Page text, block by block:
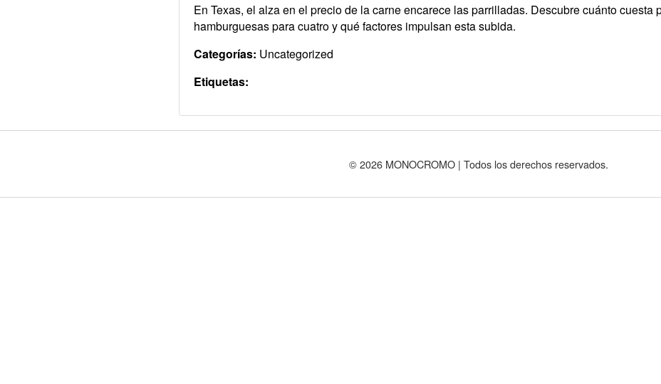
En Texas, el alza en el precio de la carne encarece las parrilladas. Descubre cuánto cuesta
hamburguesas para cuatro y qué factores impulsan esta subida.
Categorías: Uncategorized
Etiquetas:
© 2026 MONOCROMO | Todos los derechos reservados.